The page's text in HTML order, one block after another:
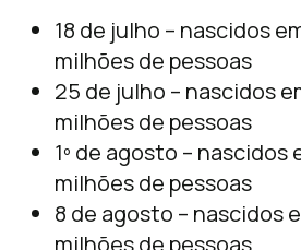
18 de julho – nascidos
milhões de pessoas
25 de julho – nascidos
milhões de pessoas
1º de agosto – nascidos
milhões de pessoas
8 de agosto – nascidos
milhões de pessoas